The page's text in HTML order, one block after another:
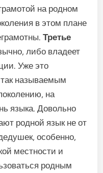
на родном
в этом плане
Третье
либо владеет
Уже это
называемым
на
языка. Довольно
родной язык не от
особенно,
местности и
родным